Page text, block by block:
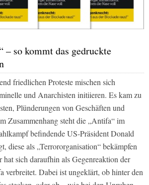
– so kommt das gedruckte
friedlichen Proteste mischen sich
und Anarchisten initiieren. Es kam zu
Plünderungen von Geschäften und
Zusammenhang steht die „Antifa“ im
befindende US-Präsident Donald
diese als „Terrororganisation“ bekämpfen
hat sich daraufhin als Gegenreaktion der
verbreitet. Dabei ist ungeklärt, ob hinter den